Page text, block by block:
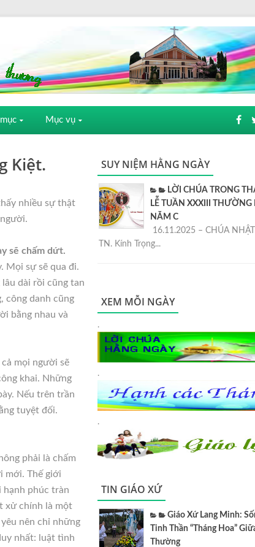
Mục vụ
Kiệt.
nhiều sự thật
sẽ chấm dứt.
Mọi sự sẽ qua đi.
dài rồi cũng tan
công danh cũng
bằng nhau và
mọi người sẽ
khai. Những
Nếu trên trần
tuyệt đối.
phải là chấm
mới. Thế giới
hạnh phúc tràn
xử chính là một
nên chỉ những
nhất: luật tình
SUY NIỆM HẰNG NGÀY
LỜI CHÚA TRONG
LỄ TUẦN XXXIII THƯỜNG
NĂM C
16.11.2025 – CHÚA
TN. Kính Trọng...
XEM MỖI NGÀY
.
.
.
TIN GIÁO XỨ
Giáo Xứ Lang Minh:
Tinh Thần “Tháng Hoa”
Thường